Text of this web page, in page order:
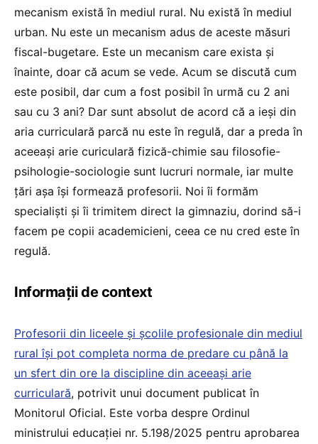
mecanism există în mediul rural. Nu există în mediul
urban. Nu este un mecanism adus de aceste măsuri
fiscal-bugetare. Este un mecanism care exista și
înainte, doar că acum se vede. Acum se discută cum
este posibil, dar cum a fost posibil în urmă cu 2 ani
sau cu 3 ani? Dar sunt absolut de acord că a ieși din
aria curriculară parcă nu este în regulă, dar a preda în
aceeași arie curiculară fizică-chimie sau filosofie-
psihologie-sociologie sunt lucruri normale, iar multe
țări așa își formează profesorii. Noi îi formăm
specialiști și îi trimitem direct la gimnaziu, dorind să-i
facem pe copii academicieni, ceea ce nu cred este în
regulă.
Informații de context
Profesorii din liceele și școlile profesionale din mediul
rural își pot completa norma de predare cu până la
un sfert din ore la discipline din aceeași arie
curriculară, potrivit unui document publicat în
Monitorul Oficial. Este vorba despre Ordinul
ministrului educației nr. 5.198/2025 pentru aprobarea